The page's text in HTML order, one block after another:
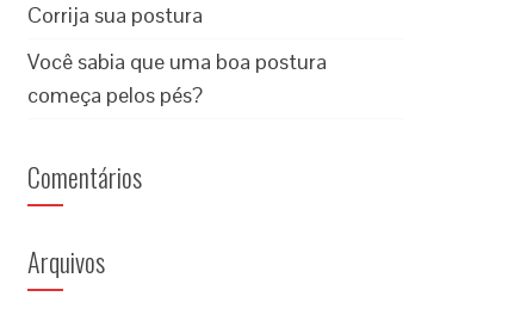
Corrija sua postura
Você sabia que uma boa postura
começa pelos pés?
Comentários
Arquivos